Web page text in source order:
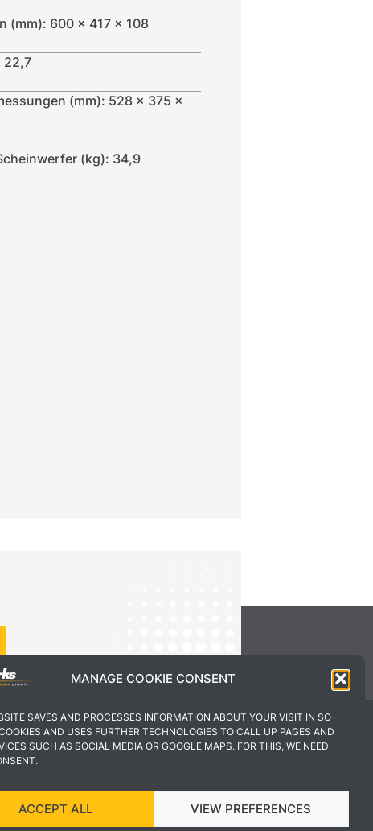
MANAGE COOKIE CONSENT
SAVES AND PROCESSES INFORMATION ABOUT YOUR VISIT IN SO-
AND USES FURTHER TECHNOLOGIES TO CALL UP PAGES AND
SUCH AS SOCIAL MEDIA OR GOOGLE MAPS. FOR THIS, WE NEED
ACCEPT ALL VIEW PREFERENCES
(mm): 600 x 417 x 108
22,7
(mm): 528 x 375 x
(kg): 34,9
UND UMSETZUNG VON VEKSDESIGN